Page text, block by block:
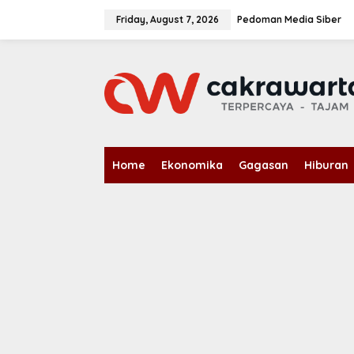
Friday, August 7, 2026 Pedoman Media Siber
Home Ekonomika Gagasan Hiburan